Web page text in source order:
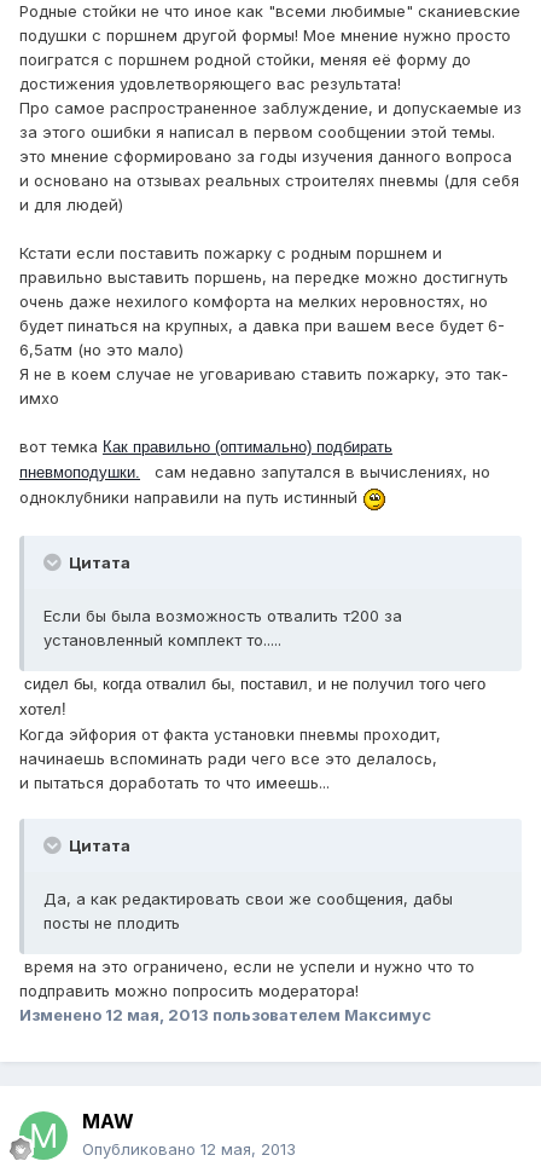
Родные стойки не что иное как "всеми любимые" сканиевские
подушки с поршнем другой формы! Мое мнение нужно просто
поигратся с поршнем родной стойки, меняя её форму до
достижения удовлетворяющего вас результата!
Про самое распространенное заблуждение, и допускаемые из
за этого ошибки я написал в первом сообщении этой темы.
это мнение сформировано за годы изучения данного вопроса
и основано на отзывах реальных строителях пневмы (для себя
и для людей)
Кстати если поставить пожарку с родным поршнем и
правильно выставить поршень, на передке можно достигнуть
очень даже нехилого комфорта на мелких неровностях, но
будет пинаться на крупных, а давка при вашем весе будет 6-
6,5атм (но это мало)
Я не в коем случае не уговариваю ставить пожарку, это так-
имхо
вот темка Как правильно (оптимально) подбирать
пневмоподушки.
сам недавно запутался в вычислениях, но
одноклубники направили на путь истинный
Цитата
Если бы была возможность отвалить т200 за
установленный комплект то.....
сидел бы, когда отвалил бы, поставил, и не получил того чего
хотел!
Когда эйфория от факта установки пневмы проходит,
начинаешь вспоминать ради чего все это делалось,
и пытаться доработать то что имеешь...
Цитата
Да, а как редактировать свои же сообщения, дабы
посты не плодить
время на это ограничено, если не успели и нужно что то
подправить можно попросить модератора!
Изменено 12 мая, 2013 пользователем Максимус
MAW
Опубликовано 12 мая, 2013